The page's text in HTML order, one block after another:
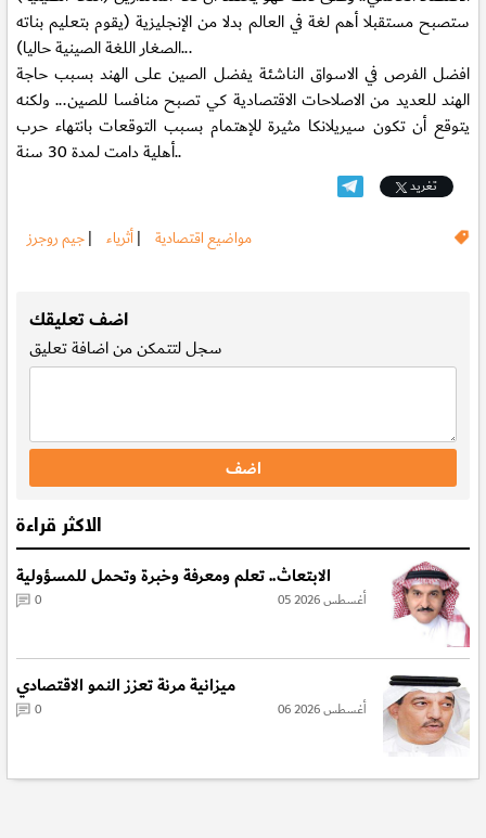
ستصبح مستقبلا أهم لغة في العالم بدلا من الإنجليزية (يقوم بتعليم بناته
الصغار اللغة الصينية حاليا)...
افضل الفرص في الاسواق الناشئة يفضل الصين على الهند بسبب حاجة
الهند للعديد من الاصلاحات الاقتصادية كي تصبح منافسا للصين... ولكنه
يتوقع أن تكون سيريلانكا مثيرة للإهتمام بسبب التوقعات بانتهاء حرب
أهلية دامت لمدة 30 سنة..
تغريد
مواضيع اقتصادية |أثرياء |جيم روجرز
اضف تعليقك
سجللتتمكن من اضافة تعليق
الاكثر قراءة
الابتعاث.. تعلم ومعرفة وخبرة وتحمل للمسؤولية
05 أغسطس 2026 0
ميزانية مرنة تعزز النمو الاقتصادي
06 أغسطس 2026 0